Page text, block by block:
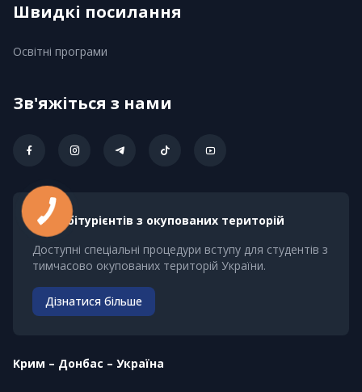
Швидкі посилання
Освітні програми
Зв'яжіться з нами
Для абітурієнтів з окупованих територій
Доступні спеціальні процедури вступу для студентів з
тимчасово окупованих територій України.
Дізнатися більше
Kрим – Донбас – Україна